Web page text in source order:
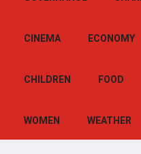
CINEMA ECONOMY
CHILDREN FOOD
WOMEN WEATHER